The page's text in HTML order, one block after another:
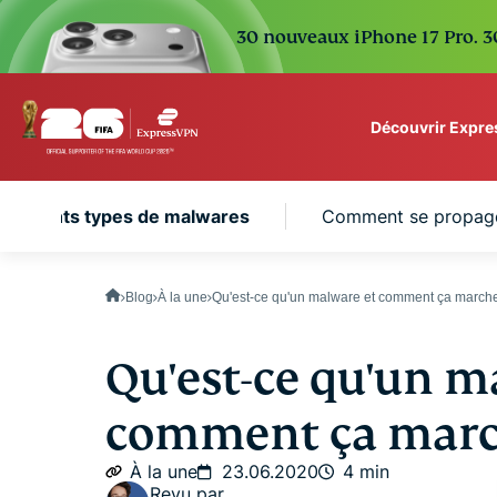
30 nouveaux iPhone 17
Découvrir
VPN protection for
types de malwares Comment se
Blog À la une Qu'est-ce qu'un malware et comment ça
Qu'est-ce qu'un
comment ça
À la une 23.06.2020
4 min